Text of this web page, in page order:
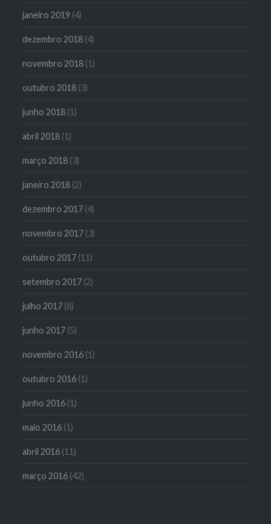
janeiro 2019 (4)
dezembro 2018 (4)
novembro 2018 (1)
outubro 2018 (3)
junho 2018 (1)
abril 2018 (1)
março 2018 (3)
janeiro 2018 (2)
dezembro 2017 (4)
novembro 2017 (3)
outubro 2017 (11)
setembro 2017 (2)
julho 2017 (8)
junho 2017 (5)
novembro 2016 (1)
outubro 2016 (1)
junho 2016 (1)
maio 2016 (1)
abril 2016 (11)
março 2016 (42)